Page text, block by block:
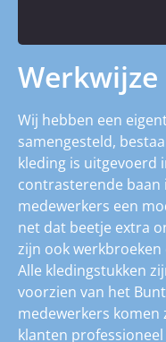
Werkwijze
Wij hebben een
samengesteld,
kleding is uitgevoerd
contrasterende baan
medewerkers een
net dat beetje extra
zijn ook
Alle kledingstukken
voorzien van het
medewerkers komen
klanten